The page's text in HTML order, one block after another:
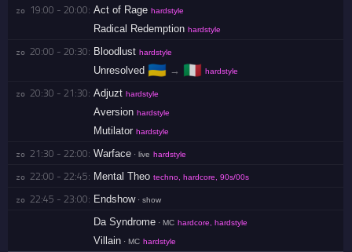
zo 19:00 - 20:00: Act of Rage hardstyle
Radical Redemption hardstyle
zo 20:00 - 20:30: Bloodlust hardstyle
Unresolved 🇺🇦 → 🇮🇹 hardstyle
zo 20:30 - 21:30: Adjuzt hardstyle
Aversion hardstyle
Mutilator hardstyle
zo 21:30 - 22:00: Warface · live hardstyle
zo 22:00 - 22:45: Mental Theo techno, hardcore, 90s/00s
zo 22:45 - 23:00: Endshow· show
Da Syndrome · MC hardcore, hardstyle
Villain · MC hardstyle